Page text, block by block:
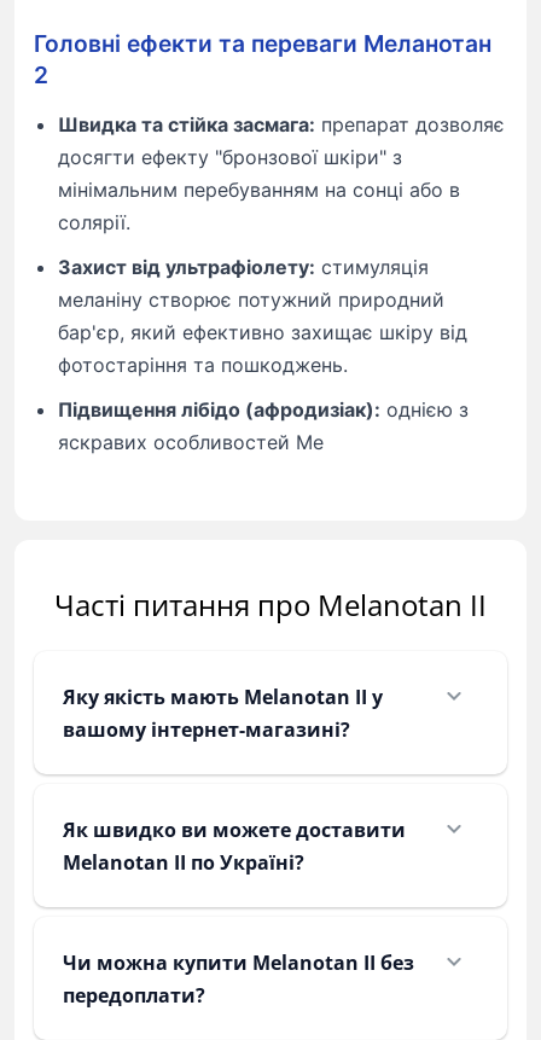
Головні ефекти та переваги Меланотан
2
Швидка та стійка засмага: препарат дозволяє
досягти ефекту "бронзової шкіри" з
мінімальним перебуванням на сонці або в
солярії.
Захист від ультрафіолету: стимуляція
меланіну створює потужний природний
бар'єр, який ефективно захищає шкіру від
фотостаріння та пошкоджень.
Підвищення лібідо (афродизіак): однією з
яскравих особливостей Ме
Часті питання про Melanotan II
Яку якість мають Melanotan II у
вашому інтернет-магазині?
Як швидко ви можете доставити
Melanotan II по Україні?
Чи можна купити Melanotan II без
передоплати?